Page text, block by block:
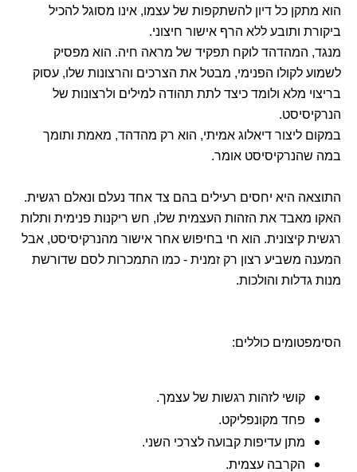
הוא מתקן כל דיון להשתקפות של עצמו, אינו מסוגל להכיל
ביקורת ותובע ללא הרף אישור חיצוני.
מנגד, המהדהד לוקח תפקיד של מראה חיה. הוא מפסיק
לשמוע לקולו הפנימי, מבטל את הצרכים והרצונות שלו, עסוק
בריצוי מלא ולומד כיצד לתת תהודה למילים ולרצונות של
הנרקיסיסט.
במקום ליצור דיאלוג אמיתי, הוא רק מהדהד, מאמת ותומך
במה שהנרקיסיסט אומר.
התוצאה היא יחסים רעילים בהם צד אחד נעלם ונאלם רגשית.
האקו מאבד את הזהות העצמית שלו, חש ריקנות פנימית ותלות
רגשית קיצונית. הוא חי בחיפוש אחר אישור מהנרקיסיסט, אבל
המענה משביע רצון רק זמנית - כמו התמכרות לסם שדורשת
מנות גדלות והולכות.
הסימפטומים כוללים:
קושי לזהות רגשות של עצמך.
פחד מקונפליקט.
מתן עדיפות קבועה לצרכי השני.
הקרבה עצמית.